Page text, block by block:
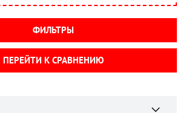
ФИЛЬТРЫ
ПЕРЕЙТИ К СРАВНЕНИЮ